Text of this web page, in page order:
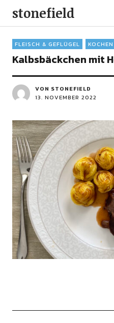
stonefield
FLEISCH & GEFLÜGEL KOCHEN
Kalbsbäckchen mit
VON STONEFIELD
13. NOVEMBER 2022